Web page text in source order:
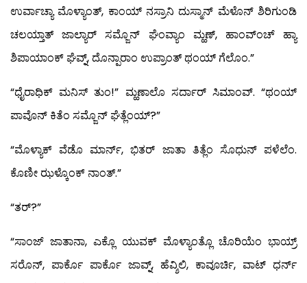
ಉರ್ವಾಚ್ಯಾ ಮೊಳ್ಯಾಂತ್, ಕಾಂಯ್ ನಸ್ರಾನಿ ದುಸ್ಮಾನ್ ಮೆಳೊನ್ ಶಿರಿಗುಂಡಿ
ಚಲಯ್ತಾತ್ ಜಾಲ್ಯಾರ್ ಸಮ್ಜೊನ್ ಘೆಂವ್ಯಾಂ ಮ್ಹಣ್, ಹಾಂವ್‍ಂಚ್ ಹ್ಯಾ
ಶಿಪಾಯಾಂಕ್ ಘೆವ್ನ್, ದೊನ್ಪಾರಾಂ ಉಪ್ರಾಂತ್ ಥಂಯ್ ಗೆಲೊಂ.”
“ಧೈರಾಧಿಕ್ ಮನಿಸ್ ತುಂ!” ಮ್ಹಣಾಲೊ ಸರ್ದಾರ್ ಸಿಮಾಂವ್. “ಥಂಯ್
ಪಾವೊನ್ ಕಿತೆಂ ಸಮ್ಜೊನ್ ಘೆತ್ಲೆಂಯ್?”
“ಮೊಳ್ಯಾಕ್ ವೆಡೊ ಮಾರ್ನ್, ಭಿತರ್ ಜಾತಾ ತಿತ್ಲೆಂ ಸೊಧುನ್ ಪಳೆಲೆಂ.
ಕೊಣೀ ಝಳ್ಕೊಂಕ್ ನಾಂತ್.”
“ತರ್?”
“ಸಾಂಜ್ ಜಾತಾನಾ, ಎಕ್ಲೊ ಯುವಕ್ ಮೊಳ್ಯಾಂತ್ಲೊ ಚೊರಿಯೆಂ ಭಾಯ್ರ್
ಸರೊನ್, ಪಾರ್ಕೊ ಪಾರ್ಕೊ ಜಾವ್ನ್, ಹೆವ್ಶಿಲಿ, ಕಾವೂರ್ಚಿ, ವಾಟ್ ಧರ್ನ್